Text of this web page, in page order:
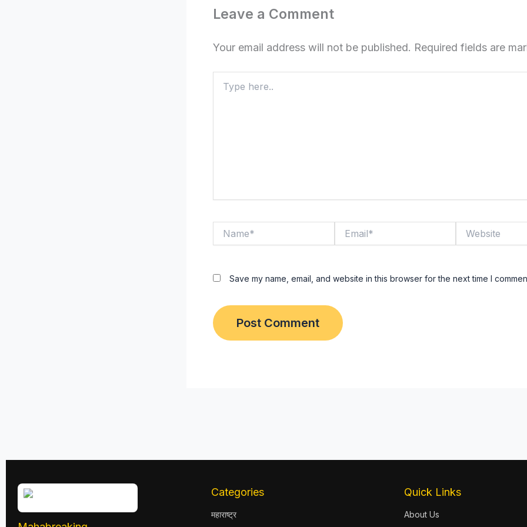
Leave a Comment
Your email address will not be published. Required fields are
here..
Save my name, email, and website in this browser for the next time I
Categories
महाराष्ट्र
Quick Links
About Us